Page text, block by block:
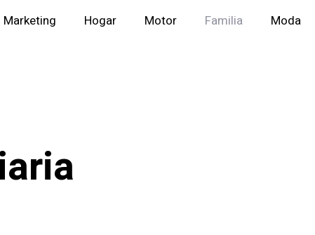
Marketing Hogar Motor Familia Moda